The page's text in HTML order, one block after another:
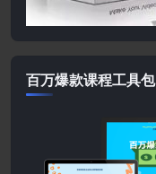
百万爆款课程工具包